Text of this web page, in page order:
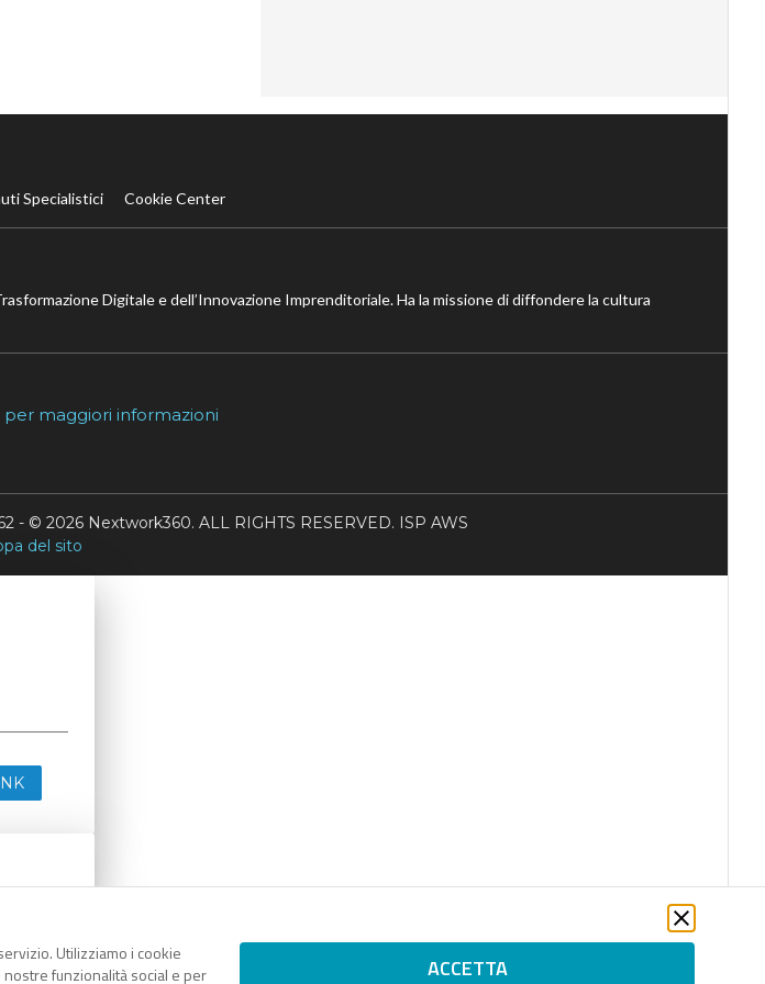
Utilizziamo i cookie
funzionalità social e per
ACCETTA
Specialistici Cookie Center
Digitale e dell’Innovazione Imprenditoriale. Ha la missione di diffondere la cultura
maggiori informazioni
- © 2026 Nextwork360. ALL RIGHTS RESERVED. ISP AWS
del sito